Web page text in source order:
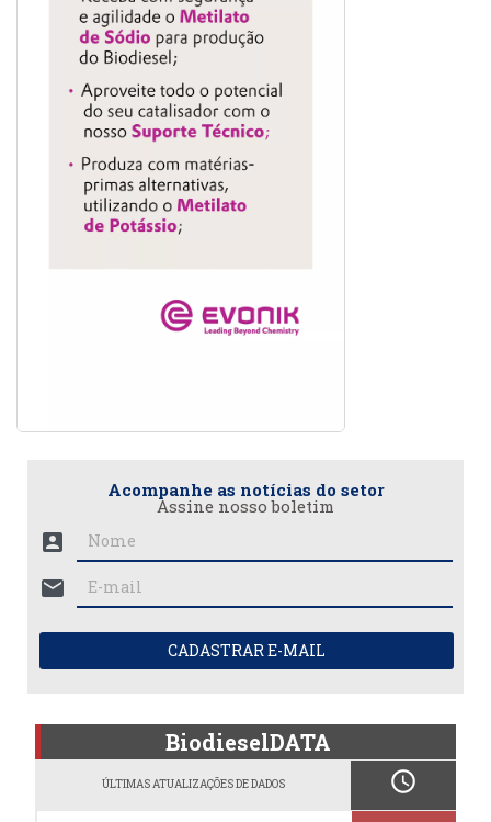
Acompanhe as notícias do setor
Assine nosso boletim
account_box
mail
CADASTRAR E-MAIL
BiodieselDATA
ÚLTIMAS ATUALIZAÇÕES DE DADOS schedule